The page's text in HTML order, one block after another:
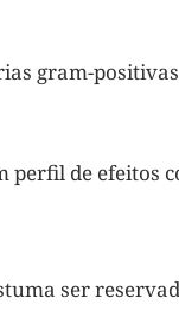
gram-
perfil de efeitos
ser